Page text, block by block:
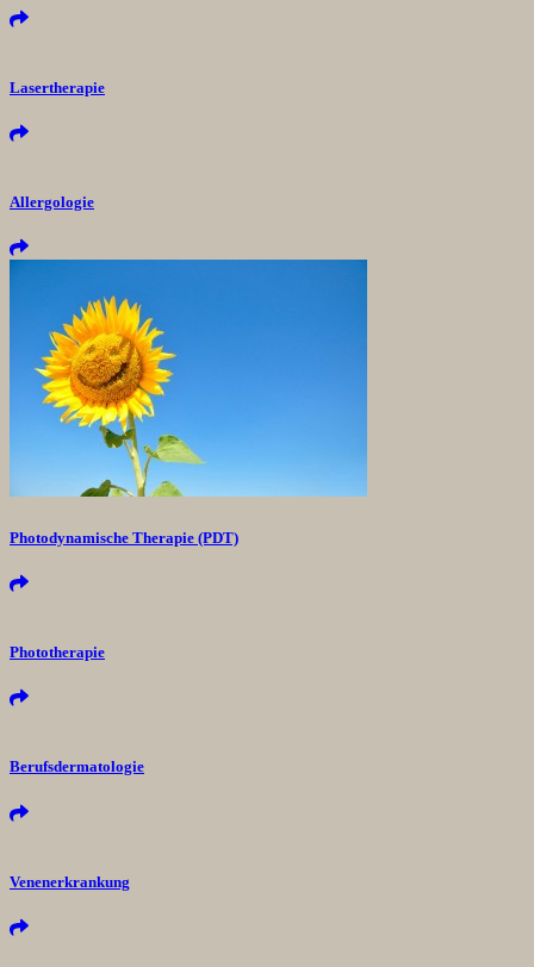
Lasertherapie
Allergologie
Photodynamische Therapie (PDT)
Phototherapie
Berufsdermatologie
Venenerkrankung